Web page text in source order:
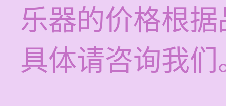
乐器的价格根
具体请咨询我们